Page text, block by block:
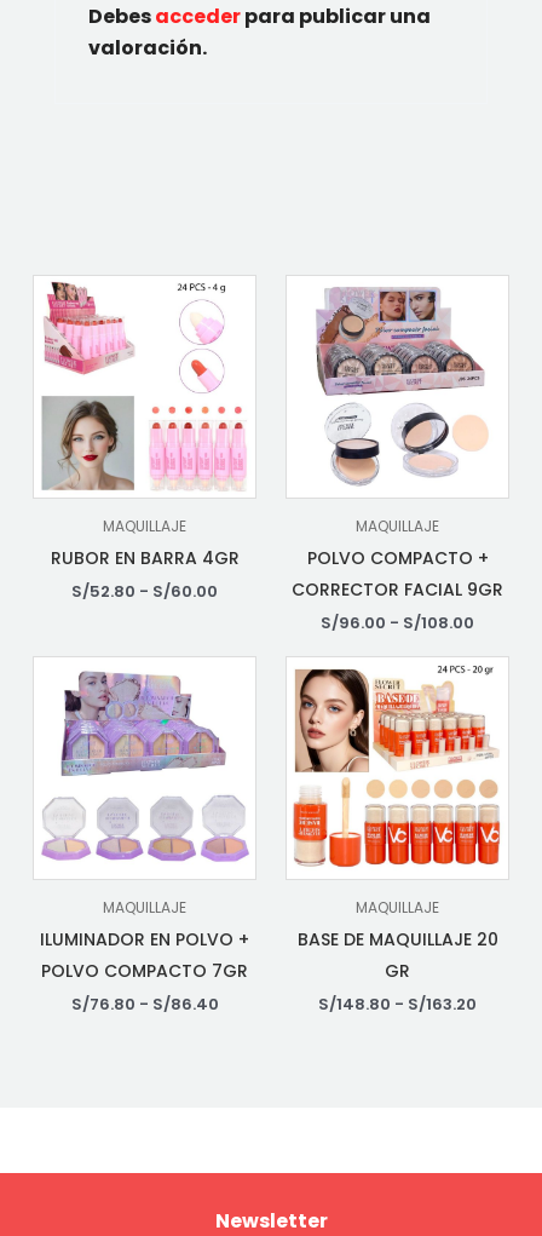
Debesaccederpara publicar una
valoración.
MAQUILLAJE
RUBOR EN BARRA 4GR
S/52.80 - S/60.00
MAQUILLAJE
POLVO COMPACTO +
CORRECTOR FACIAL 9GR
S/96.00 - S/108.00
MAQUILLAJE
ILUMINADOR EN POLVO +
POLVO COMPACTO 7GR
S/76.80 - S/86.40
MAQUILLAJE
BASE DE MAQUILLAJE 20
GR
S/148.80 - S/163.20
Newsletter